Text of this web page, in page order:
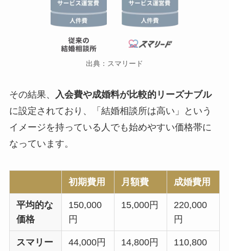
出典：スマリード
その結果、
入会費や成婚料が比較的リーズナブル
に設定されており、「結婚相談所は高い」という
イメージを持っている人でも始めやすい価格帯に
なっています。
初期費用 月額費 成婚費用
平均的な
価格
150,000
円
15,000円
220,000
円
スマリー
44,000円 14,800円
110,800